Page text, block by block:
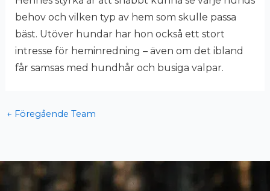
behov och vilken typ av hem som skulle passa
bäst. Utöver hundar har hon också ett stort
intresse för heminredning – även om det ibland
får samsas med hundhår och busiga valpar.
← Föregående Team